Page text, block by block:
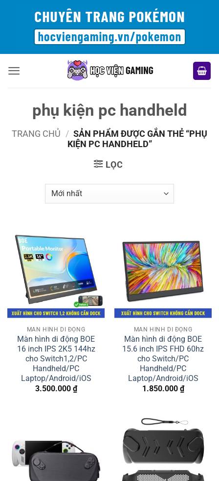
phụ kiện pc handheld
TRANG CHỦ / SẢN PHẨM ĐƯỢC GẮN THẺ “PHỤ
KIỆN PC HANDHELD”
LỌC
MÀN HÌNH DI ĐỘNG
Màn hình di động BOE
16 inch IPS 2K5 144hz
cho Switch1,2/PC
Handheld/PC
Laptop/Android/iOS
3.500.000 ₫
MÀN HÌNH DI ĐỘNG
Màn hình di động BOE
15.6 inch IPS FHD 60hz
cho Switch/PC
Handheld/PC
Laptop/Android/iOS
1.850.000 ₫